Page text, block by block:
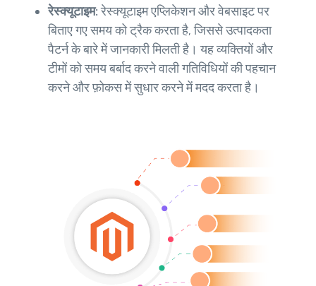
रेस्क्यूटाइम:रेस्क्यूटाइम एप्लिकेशन और वेबसाइट पर
बिताए गए समय को ट्रैक करता है, जिससे उत्पादकता
पैटर्न के बारे में जानकारी मिलती है। यह व्यक्तियों और
टीमों को समय बर्बाद करने वाली गतिविधियों की पहचान
करने और फ़ोकस में सुधार करने में मदद करता है।